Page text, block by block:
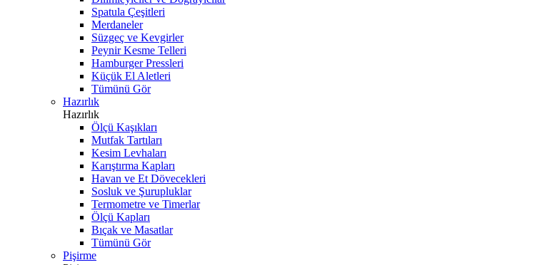
Spatula Çeşitleri
Merdaneler
Süzgeç ve Kevgirler
Peynir Kesme Telleri
Hamburger Pressleri
Küçük El Aletleri
Tümünü Gör
Hazırlık
Hazırlık
Ölçü Kaşıkları
Mutfak Tartıları
Kesim Levhaları
Karıştırma Kapları
Havan ve Et Dövecekleri
Sosluk ve Şurupluklar
Termometre ve Timerlar
Ölçü Kapları
Bıçak ve Masatlar
Tümünü Gör
Pişirme